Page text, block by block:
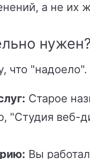
а не их
нужен?
что
Старое
веб-
Вы